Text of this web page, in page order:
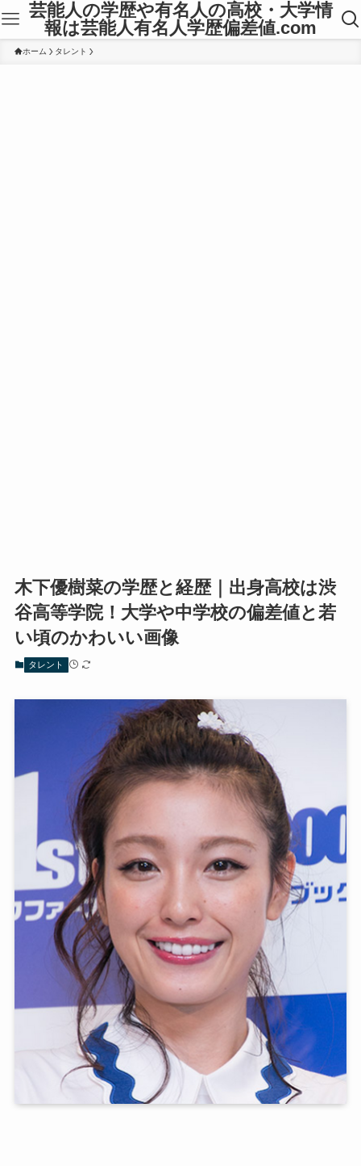
芸能人の学歴や有名人の高校・大学情
報は芸能人有名人学歴偏差値.com
ホーム タレント
木下優樹菜の学歴と経歴｜出身高校は渋
谷高等学院！大学や中学校の偏差値と若
い頃のかわいい画像
タレント